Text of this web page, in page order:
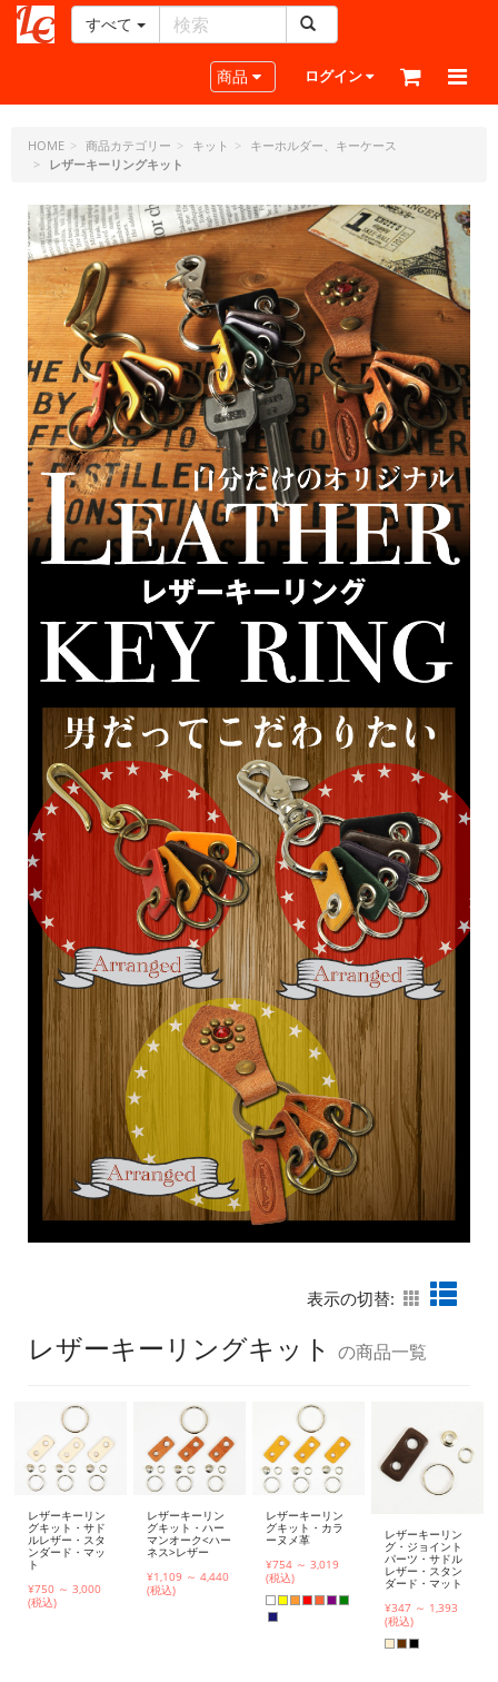
ー
ラ
フ
ド
ッ
ト・
ジ
ェ
ー
ピ
ー
すべて
Toggle navigation
商品 ログイン
HOME 商品カテゴリー キット
キーホルダー、キーケース
レザーキーリングキット
表示の切替:
レザーキーリングキット の商品一覧
レザーキーリン
グキット・サド
ルレザー・スタ
ンダード・マッ
ト
¥750 ～ 3,000
(税込)
レザーキーリン
グキット・ハー
マンオーク<ハー
ネス>レザー
¥1,109 ～ 4,440
(税込)
レザーキーリン
グキット・カラ
ーヌメ革
¥754 ～ 3,019
(税込)
レザーキーリン
グ・ジョイント
パーツ・サドル
レザー・スタン
ダード・マット
¥347 ～ 1,393
(税込)